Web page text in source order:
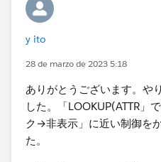
y ito
28 de marzo de 2023 5:18
ありがとうございます。や
した。「​LOOKUP(ATTR」
ク→非表示」に近い制御を
た。